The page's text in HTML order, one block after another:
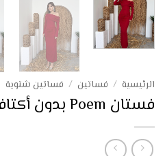
الرئيسية / فساتين / فساتين شتوية
فستان Poem بدون أكتاف أحمر